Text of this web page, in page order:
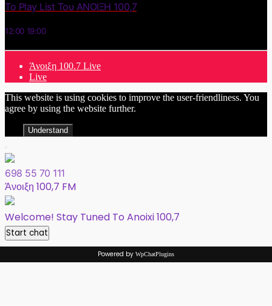
Το Play List Του ΑΝΟΙΞΗ 100,7
12:00 19:00
Άνοιξη 100.7 Live
Live
This website is using cookies to improve the user-friendliness. You
agree by using the website further.
Understand
698 55 70 111
Άνοιξη 100,7 FM
Welcome! Stay Tuned To Anoixi 100,7
Start chat
Powered by WpChatPlugins